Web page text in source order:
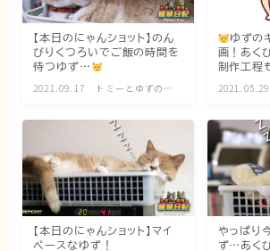
猫との暮らし・生活設計
猫の可愛さ発見シリーズ
猫と暮らす快適環境づくり
猫と暮らすシニアライフ
ねこの飼い方
基本ガイド（ねこの飼い方、しつけ、
健康管理（病気・ケア・病院情報）
【本日のにゃんショット】のん
びりくつろいでご飯の時間を
待つゆず…
2021.09.17
トミーとゆずの観
ゆずの
画！あく
制作工程
2021.05.29
【本日のにゃんショット】マイ
ペースなゆず！
やっぱり
ず…あく